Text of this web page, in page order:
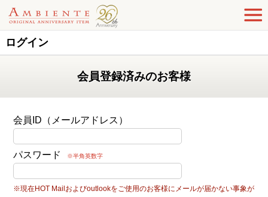
ログイン
会員登録済みのお客様
会員ID（メールアドレス）
パスワード ※半角英数字
※現在HOT Mailおよびoutlookをご使用のお客様にメールが届かない事象が